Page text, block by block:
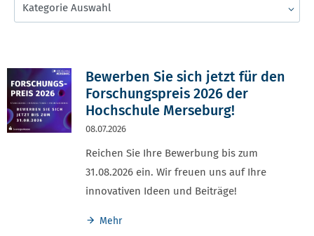
Kategorie Auswahl
Bewerben Sie sich jetzt für den
Forschungspreis 2026 der
Hochschule Merseburg!
08.07.2026
Reichen Sie Ihre Bewerbung bis zum
31.08.2026 ein. Wir freuen uns auf Ihre
innovativen Ideen und Beiträge!
Mehr